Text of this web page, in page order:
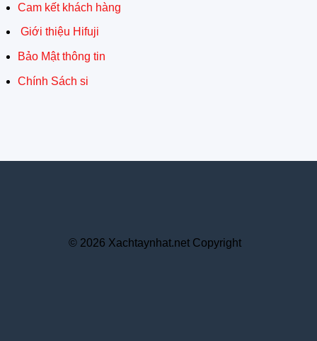
Cam kết khách hàng
Giới thiệu Hifuji
Bảo Mật thông tin
Chính Sách si
© 2026 Xachtaynhat.net Copyright